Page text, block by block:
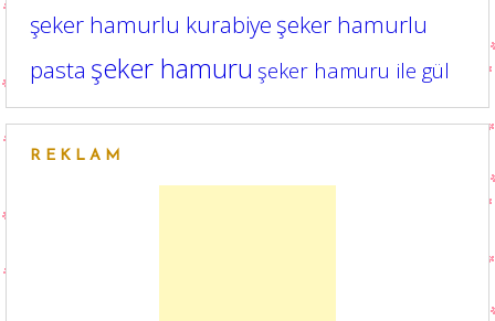
şeker hamurlu kurabiye şeker hamurlu
pasta şeker hamuru şeker hamuru ile gül
REKLAM